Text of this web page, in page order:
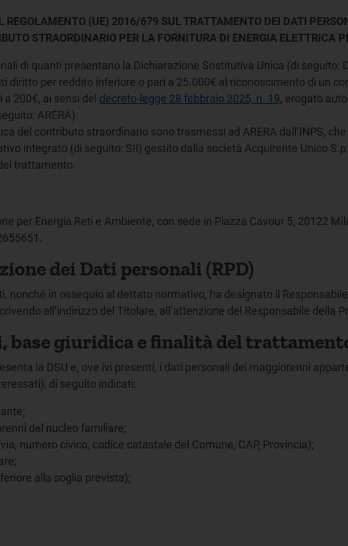
REGOLAMENTO (UE) 2016/679 SUL TRATTAMENTO DEI DATI
STRAORDINARIO PER LA FORNITURA DI ENERGIA ELETTRICA
di quanti presentano la Dichiarazione Sostitutiva Unica (di seguito:
diritto per reddito inferiore o pari a 25.000€ al riconoscimento di un
200€, ai sensi del decreto-legge 28 febbraio 2025, n. 19, erogato
ARERA).
del contributo straordinario sono trasmessi ad ARERA dall’INPS,
integrato (di seguito: SII) gestito dalla società Acquirente Unico
trattamento.
per Energia Reti e Ambiente, con sede in Piazza Cavour 5, 20122
dei Dati personali (RPD)
nonché in ossequio al dettato normativo, ha designato il
all’indirizzo del Titolare, all’attenzione del Responsabile della
base giuridica e finalità del
la DSU e, ove ivi presenti, i dati personali dei maggiorenni
di seguito indicati:
del nucleo familiare;
numero civico, codice catastale del Comune, CAP, Provincia);
alla soglia prevista);